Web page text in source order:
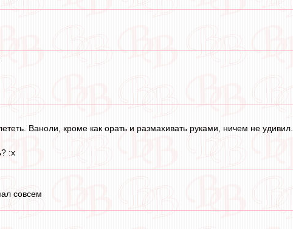
Ваноли, кроме как орать и размахивать руками, ничем не удивил.
:x
совсем